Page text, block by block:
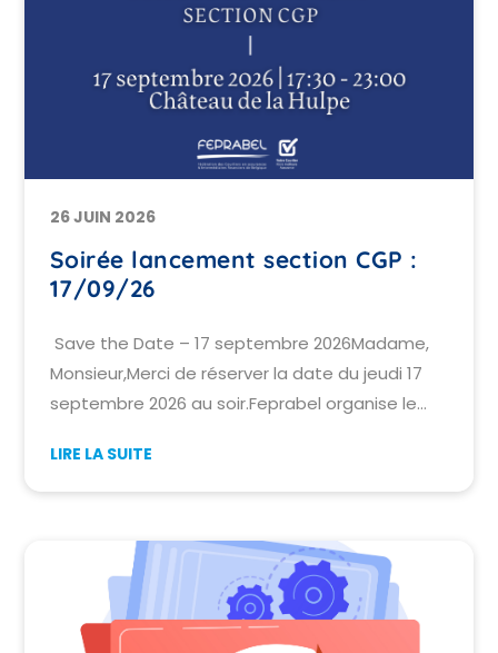
26 JUIN 2026
Soirée lancement section CGP :
17/09/26
Save the Date – 17 septembre 2026Madame,
Monsieur,Merci de réserver la date du jeudi 17
septembre 2026 au soir.Feprabel organise le
patrimoniale” à Bruxelles.Un rendez-vous dédié
aux acteurs de la gestion patrimoniale, de
Château de la Hulpe 📅 Jeudi 17 septembre
2026 – à partir de 17h30Invitation et
informations pratiques à venir.
LIRE LA SUITE